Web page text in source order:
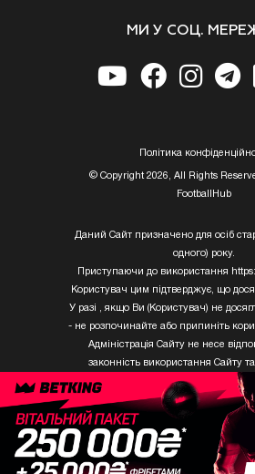
МИ У СОЦ.
Полiтика
© Copyright 2026, All Rights
FootballHub
Даний Сайт призначено для осіб
одного) року.
Приступаючи до використання
Користувач цим підтверджує, що
У разі , якщо Ви (Користувач) не
- не розпочинайте або припиніть
Адміністрація Сайту не несе
законність використання Сайту та
Користувачем, який не досяг 21-
Твори Getty Images, що розміщені на
бути використані третіми особами
дозволу ТОВ «ГЛОБАЛ